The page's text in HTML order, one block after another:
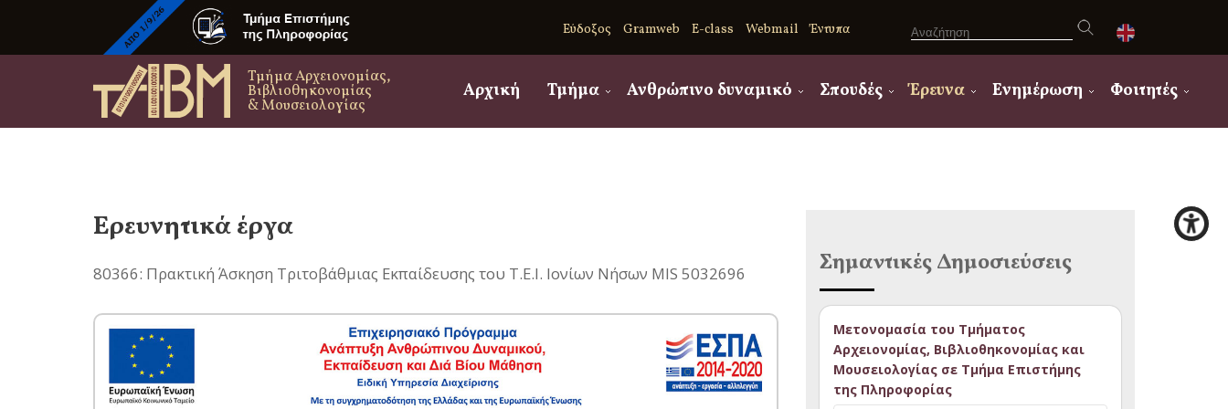
Εύδοξος Gramweb E-class Webmail Έντυπα
Τμήμα Αρχειονομίας,
Βιβλιοθηκονομίας
& Μουσειολογίας
Αρχική Τμήμα Ανθρώπινο δυναμικό Σπουδές Έρευνα Ενημέρωση Φοιτητές
Ερευνητικά έργα
80366: Πρακτική Άσκηση Τριτοβάθμιας Εκπαίδευσης του Τ.Ε.Ι. Ιονίων Νήσων MIS 5032696 Σημαντικές Δημοσιεύσεις
Μετονομασία του Τμήματος
Αρχειονομίας, Βιβλιοθηκονομίας και
Μουσειολογίας σε Τμήμα Επιστήμης
της Πληροφορίας